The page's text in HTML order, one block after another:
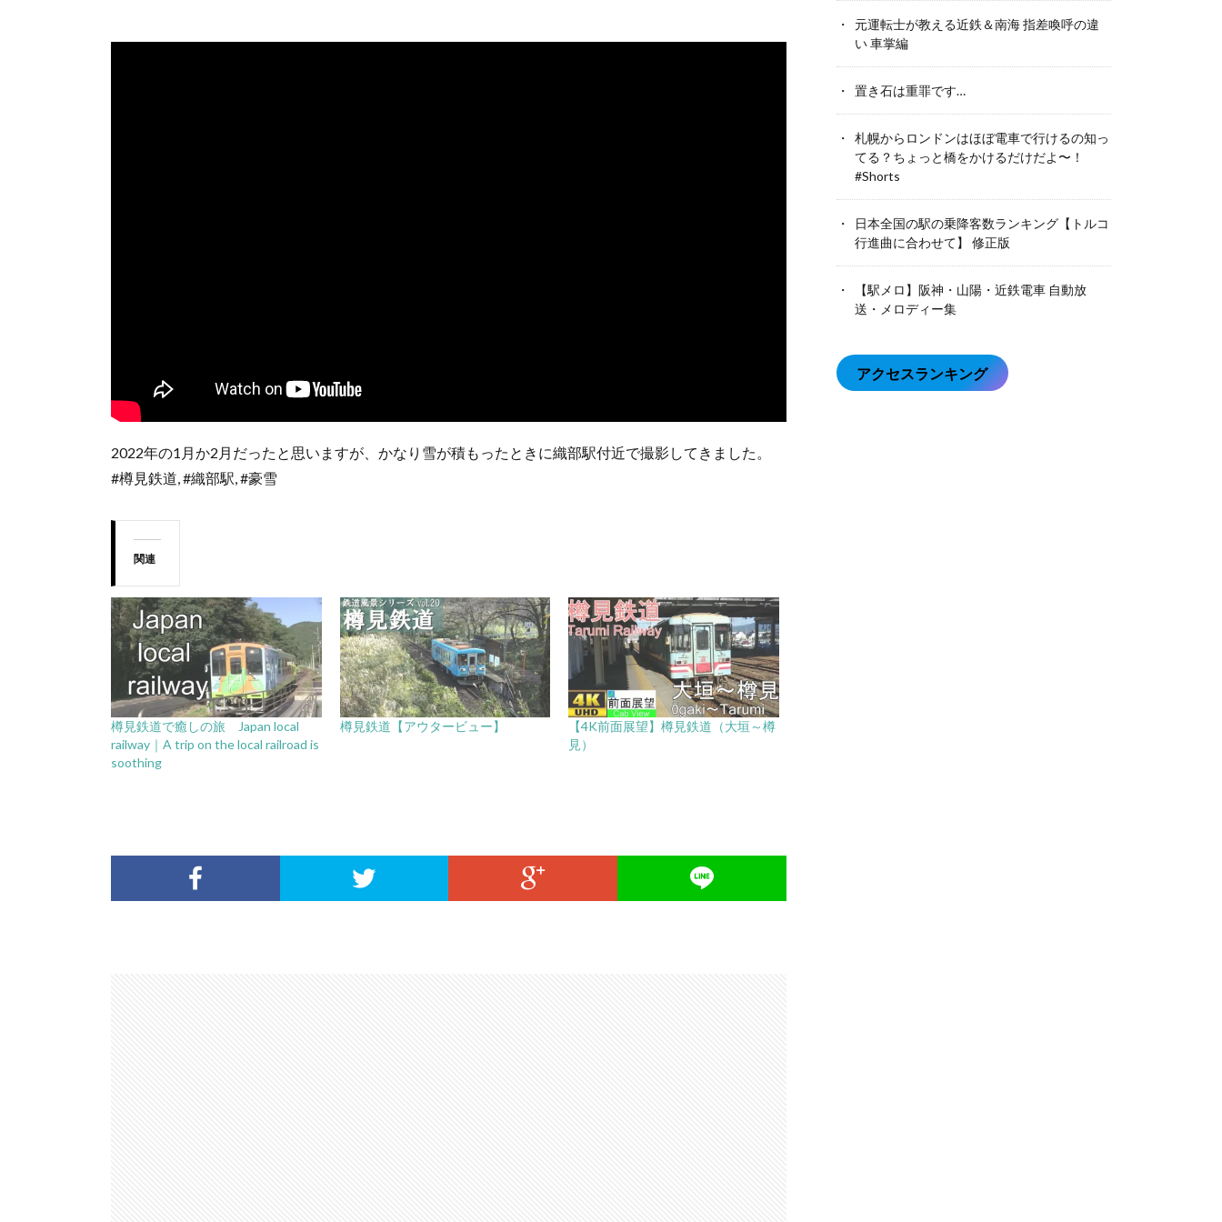
2022年の1月か2月だったと思いますが、かなり雪が積もったときに織部駅付近で撮影してきました。
#樽見鉄道, #織部駅, #豪雪
関連
樽見鉄道で癒しの旅 Japan local
railway｜A trip on the local railroad is
soothing
樽見鉄道【アウタービュー】
【4K前面展望】樽見鉄道（大垣～樽
見）
元運転士が教える近鉄＆南海 指差喚呼の違
い 車掌編
置き石は重罪です…
札幌からロンドンはほぼ電車で行けるの知っ
てる？ちょっと橋をかけるだけだよ〜！
#Shorts
日本全国の駅の乗降客数ランキング【トルコ
行進曲に合わせて】 修正版
【駅メロ】阪神・山陽・近鉄電車 自動放
送・メロディー集
アクセスランキング